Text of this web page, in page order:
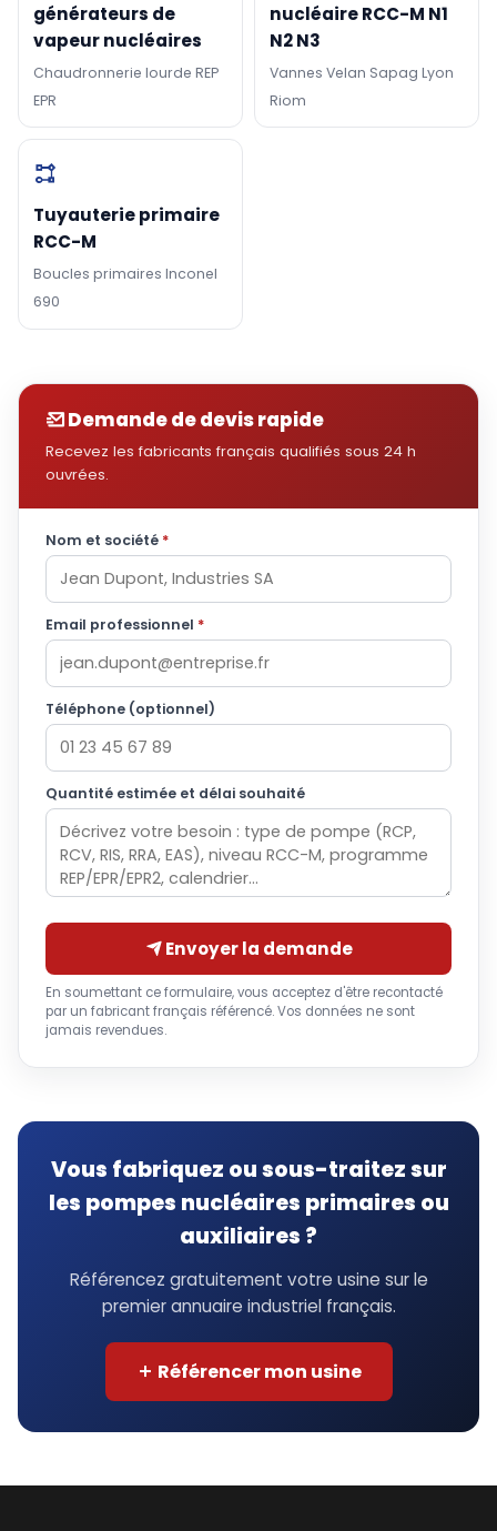
générateurs de
vapeur nucléaires
Chaudronnerie lourde REP
EPR
nucléaire RCC-M N1
N2 N3
Vannes Velan Sapag Lyon
Riom
Tuyauterie primaire
RCC-M
Boucles primaires Inconel
690
Demande de devis rapide
Recevez les fabricants français qualifiés sous 24 h
ouvrées.
Nom et société *
Email professionnel *
Téléphone (optionnel)
Quantité estimée et délai souhaité
Envoyer la demande
En soumettant ce formulaire, vous acceptez d'être recontacté
par un fabricant français référencé. Vos données ne sont
jamais revendues.
Vous fabriquez ou sous-traitez sur
les pompes nucléaires primaires ou
auxiliaires ?
Référencez gratuitement votre usine sur le
premier annuaire industriel français.
Référencer mon usine